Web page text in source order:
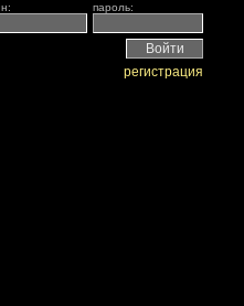
пароль:
регистрация